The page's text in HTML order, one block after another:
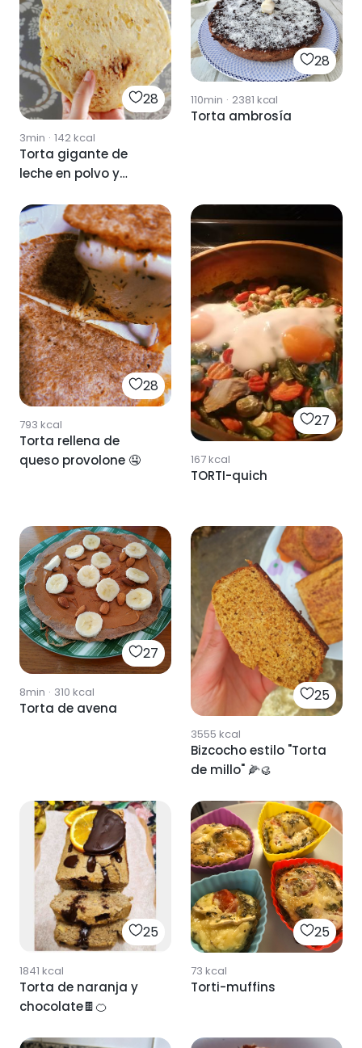
28
3min · 142kcal
Torta gigante de
leche en polvo y
microondas
28
110min · 2381 kcal
Torta ambrosía
28
793 kcal
Torta rellena de
queso provolone 🤤
27
167kcal
TORTI-quich
27
8min · 310 kcal
Torta de avena
25
3555 kcal
Bizcocho estilo "Torta
de millo" 🌽🥮
25
1841 kcal
Torta de naranja y
chocolate🍫🍊
25
73 kcal
Torti-muffins